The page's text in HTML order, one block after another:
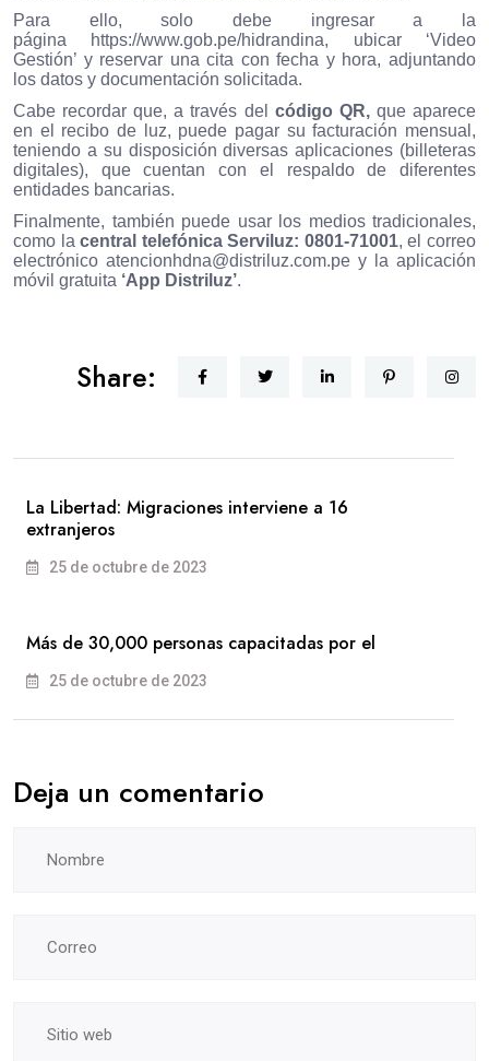
Para ello, solo debe ingresar a la
página https://www.gob.pe/hidrandina, ubicar ‘Video
Gestión’ y reservar una cita con fecha y hora, adjuntando
los datos y documentación solicitada.
Cabe recordar que, a través del código QR,que aparece
en el recibo de luz, puede pagar su facturación mensual,
teniendo a su disposición diversas aplicaciones (billeteras
digitales), que cuentan con el respaldo de diferentes
entidades bancarias.
Finalmente, también puede usar los medios tradicionales,
como lacentral telefónica Serviluz: 0801-71001, el correo
electrónico atencionhdna@distriluz.com.pe y la aplicación
móvil gratuita ‘App Distriluz’.
Share:
La Libertad: Migraciones interviene a 16
extranjeros
25 de octubre de 2023
Más de 30,000 personas capacitadas por el
25 de octubre de 2023
Deja un comentario